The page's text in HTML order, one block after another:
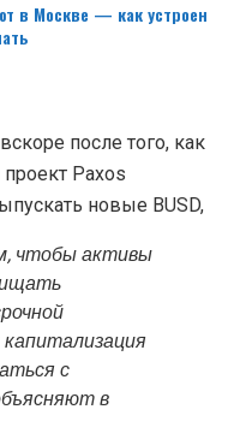
в Москве — как устроен
после того, как
Paxos
новые BUSD,
чтобы активы
с
в